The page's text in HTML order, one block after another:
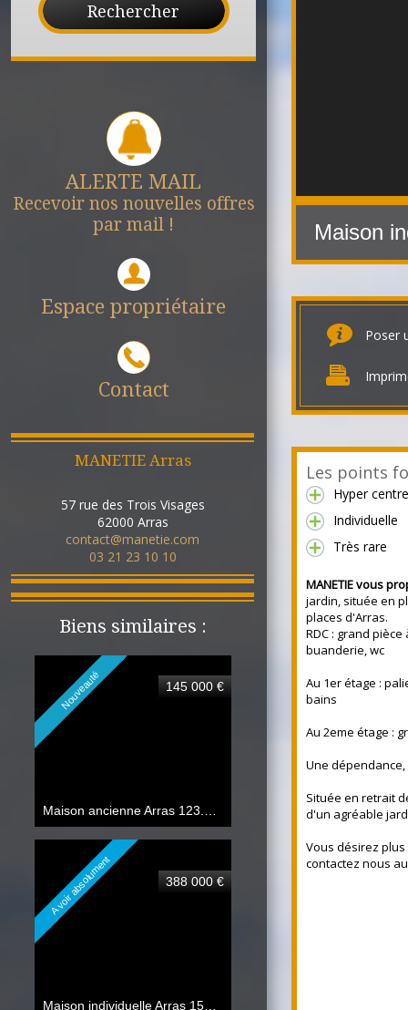
ALERTE MAIL
Recevoir nos nouvelles offres
par mail !
Espace propriétaire
Contact
MANETIE Arras
57 rue des Trois Visages
62000 Arras
contact@manetie.com
03 21 23 10 10
Biens similaires :
Nouveauté 145 000 €
Maison ancienne Arras 123.80 m²
A voir absolument 388 000 €
Maison individuelle Arras 150 m²
Maison
Poser
Les points
Hyper centre
Individuelle
Très rare
MANETIE vous
jardin, située en
places d'Arras.
RDC : grand
buanderie, wc
Au 1er étage :
bains
Au 2eme étage :
Une
Située en retrait
d'un agréable
Vous désirez
contactez nous au